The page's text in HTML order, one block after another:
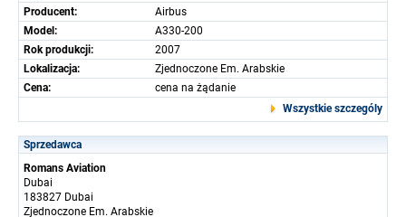
Producent:
Airbus
Model:
A330-200
Rok produkcji:
2007
Lokalizacja:
Zjednoczone Em. Arabskie
Cena:
cena na żądanie
Wszystkie szczególy
Sprzedawca
Romans Aviation
Dubai
183827 Dubai
Zjednoczone Em. Arabskie